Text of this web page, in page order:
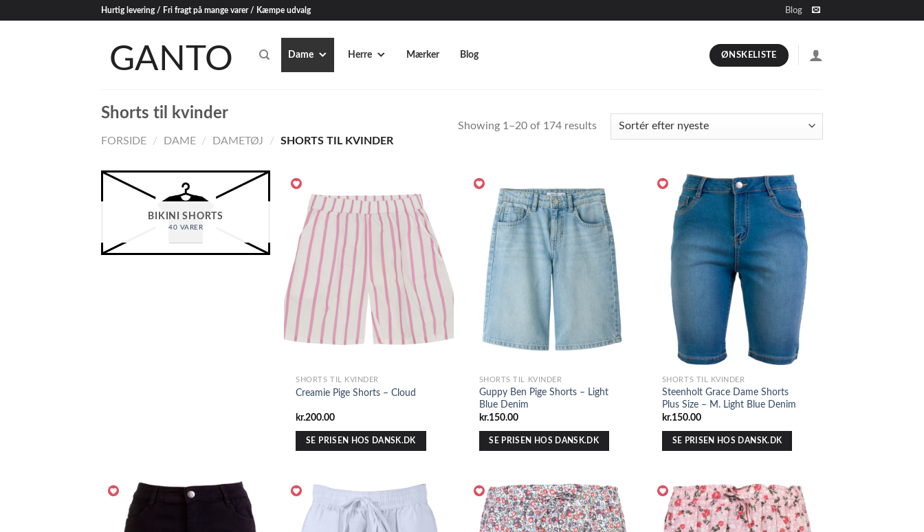
Hurtig levering / Fri fragt på mange varer / Kæmpe udvalg Blog
Dame Herre Mærker Blog ØNSKELISTE
Shorts til kvinder
FORSIDE / DAME / DAMETØJ / SHORTS TIL KVINDER
Showing 1–20 of 174 results
BIKINI SHORTS
40 VARER
SHORTS TIL KVINDER
Creamie Pige Shorts – Cloud
kr.200.00
SE PRISEN HOS DANSK.DK
SHORTS TIL KVINDER
Guppy Ben Pige Shorts – Light
Blue Denim
kr.150.00
SE PRISEN HOS DANSK.DK
SHORTS TIL KVINDER
Steenholt Grace Dame Shorts
Plus Size – M. Light Blue Denim
kr.150.00
SE PRISEN HOS DANSK.DK